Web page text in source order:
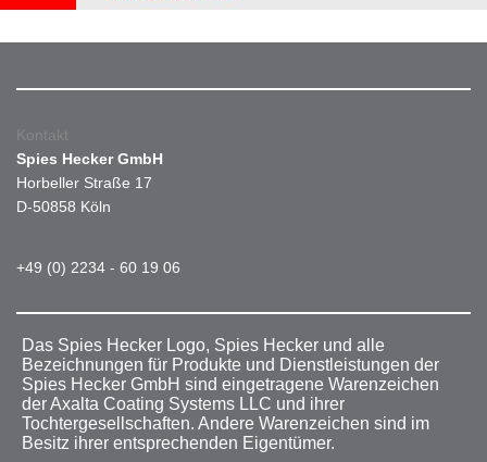
Kontakt
Spies Hecker GmbH
Horbeller Straße 17
D-50858 Köln
+49 (0) 2234 - 60 19 06
Das Spies Hecker Logo, Spies Hecker und alle
Bezeichnungen für Produkte und Dienstleistungen der
Spies Hecker GmbH sind eingetragene Warenzeichen
der Axalta Coating Systems LLC und ihrer
Tochtergesellschaften. Andere Warenzeichen sind im
Besitz ihrer entsprechenden Eigentümer.